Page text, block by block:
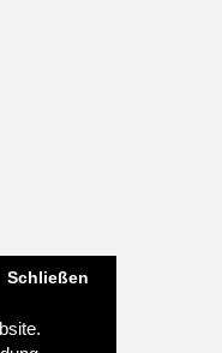
Schließen